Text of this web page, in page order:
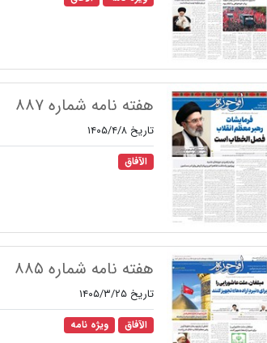
هفته نامه شماره ۸۸۷
تاریخ ۱۴۰۵/۴/۸
الآفاق
هفته نامه شماره ۸۸۵
تاریخ ۱۴۰۵/۳/۲۵
الآفاق ویژه نامه